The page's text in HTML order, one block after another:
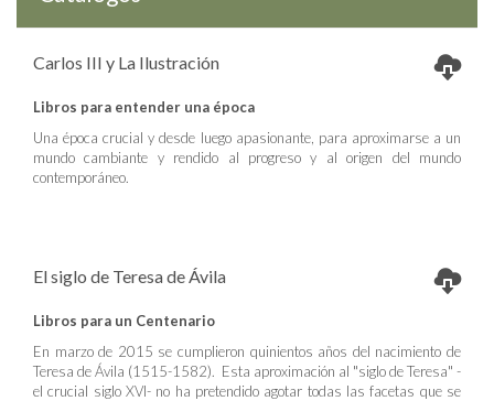
Carlos III y La Ilustración
Libros para entender una época
Una época crucial y desde luego apasionante, para aproximarse a un
mundo cambiante y rendido al progreso y al origen del mundo
contemporáneo.
El siglo de Teresa de Ávila
Libros para un Centenario
En marzo de 2015 se cumplieron quinientos años del nacimiento de
Teresa de Ávila (1515-1582). Esta aproximación al "siglo de Teresa" -
el crucial siglo XVI- no ha pretendido agotar todas las facetas que se